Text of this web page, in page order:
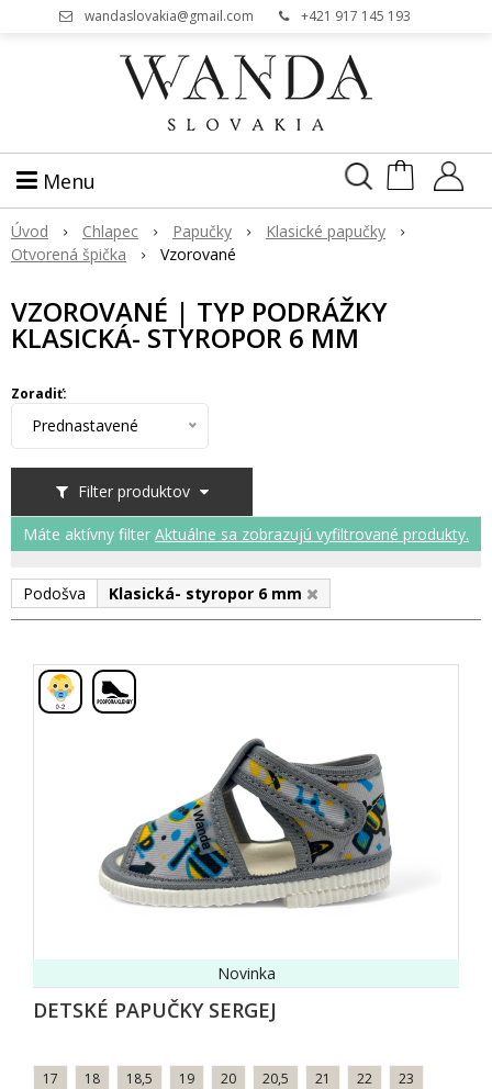
wandaslovakia@gmail.com +421 917 145 193
Menu
Úvod Chlapec Papučky
Klasické papučky
Otvorená špička
Vzorované
VZOROVANÉ | TYP PODRÁŽKY
KLASICKÁ- STYROPOR 6 MM
Filter produktov
Zoradiť:
Prednastavené
Máte aktívny filter Aktuálne sa zobrazujú vyfiltrované produkty.
Podošva Klasická- styropor 6 mm
DETSKÉ PAPUČKY SERGEJ
Novinka
17 18 18,5 19 20 20,5 21 22
23